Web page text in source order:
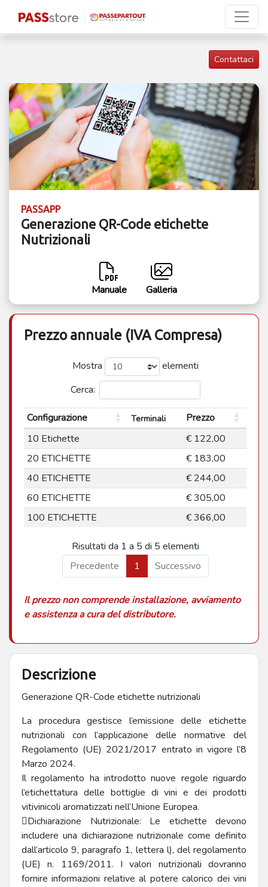
Contattaci
PASSAPP
Generazione QR-Code etichette
Nutrizionali
Manuale Galleria
Prezzo annuale (IVA Compresa)
Mostra
elementi
Cerca:
Configurazione Terminali
Prezzo
10 Etichette
€ 122,00
20 ETICHETTE
€ 183,00
40 ETICHETTE
€ 244,00
60 ETICHETTE
€ 305,00
100 ETICHETTE
€ 366,00
Risultati da 1 a 5 di 5 elementi
Precedente
1 Successivo
Il prezzo non comprende installazione, avviamento
e assistenza a cura del distributore.
Descrizione
Generazione QR-Code etichette nutrizionali
La procedura gestisce l’emissione delle etichette
nutrizionali con l’applicazione delle normative del
Regolamento (UE) 2021/2017 entrato in vigore l’8
Marzo 2024.
Il regolamento ha introdotto nuove regole riguardo
l’etichettatura delle bottiglie di vini e dei prodotti
vitivinicoli aromatizzati nell’Unione Europea.
Dichiarazione Nutrizionale: Le etichette devono
includere una dichiarazione nutrizionale come definito
dall’articolo 9, paragrafo 1, lettera l), del regolamento
(UE) n. 1169/2011. I valori nutrizionali dovranno
fornire informazioni relative al potere calorico dei vini